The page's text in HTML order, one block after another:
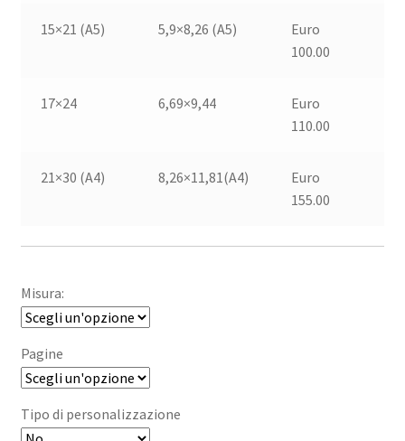
15×21 (A5) 5,9×8,26 (A5)
Euro
100.00
17×24 6,69×9,44
Euro
110.00
21×30 (A4) 8,26×11,81(A4)
Euro
155.00
Misura:
Pagine
Tipo di personalizzazione